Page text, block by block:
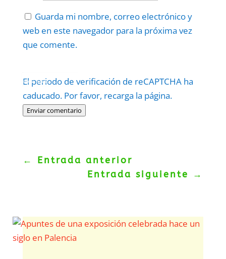
Guarda mi nombre, correo electrónico y
web en este navegador para la próxima vez
que comente.
El periodo de verificación de reCAPTCHA ha
caducado. Por favor, recarga la página.
Enviar comentario
Politica–Términos.
← Entrada anterior
Entrada siguiente
→